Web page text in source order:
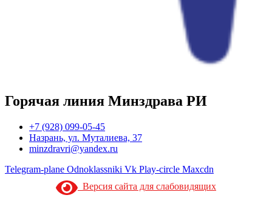
Горячая линия Минздрава РИ
+7 (928) 099-05-45
Назрань, ул. Муталиева, 37
minzdravri@yandex.ru
Telegram-plane Odnoklassniki Vk Play-circle Maxcdn
Версия сайта для слабовидящих